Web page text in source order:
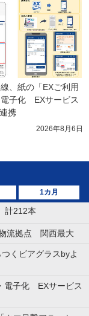
、紙の「EXご利用
子化　EXサービス
携
2026年8月6日
1カ月
計212本
流拠点 関西最大
くビアグラスbyよ
電子化 EXサービス